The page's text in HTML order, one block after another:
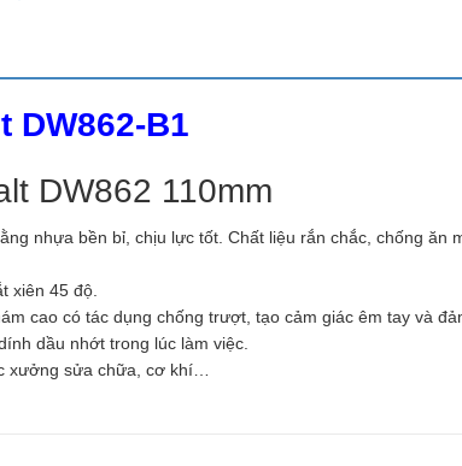
DW862-B1
DW862 110mm
nhựa bền bỉ, chịu lực tốt. Chất liệu rắn chắc, chống ăn
xiên 45 độ.
cao có tác dụng chống trượt, tạo cảm giác êm tay và
dầu nhớt trong lúc làm việc.
xưởng sửa chữa, cơ khí…